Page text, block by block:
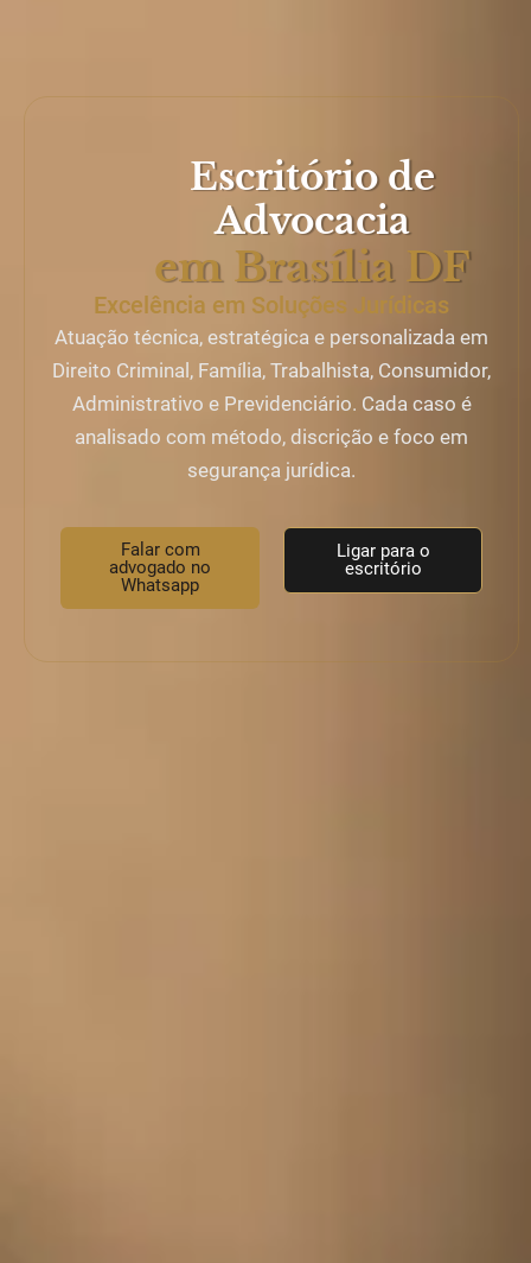
Escritório de
Advocacia
em Brasília DF
Excelência em Soluções Jurídicas
Atuação técnica, estratégica e personalizada em
Direito Criminal, Família, Trabalhista, Consumidor,
Administrativo e Previdenciário. Cada caso é
analisado com método, discrição e foco em
segurança jurídica.
Falar com
advogado no
Whatsapp
Ligar para o
escritório